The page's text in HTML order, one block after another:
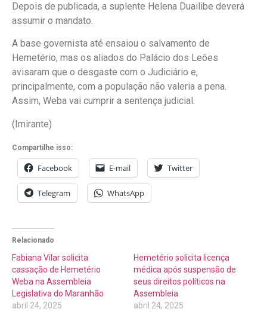
Depois de publicada, a suplente Helena Duailibe deverá
assumir o mandato.
A base governista até ensaiou o salvamento de
Hemetério, mas os aliados do Palácio dos Leões
avisaram que o desgaste com o Judiciário e,
principalmente, com a população não valeria a pena.
Assim, Weba vai cumprir a sentença judicial.
(Imirante)
Compartilhe isso:
Facebook E-mail Twitter
Telegram WhatsApp
Relacionado
Fabiana Vilar solicita
cassação de Hemetério
Weba na Assembleia
Legislativa do Maranhão
abril 24, 2025
Hemetério solicita licença
médica após suspensão de
seus direitos políticos na
Assembleia
abril 24, 2025